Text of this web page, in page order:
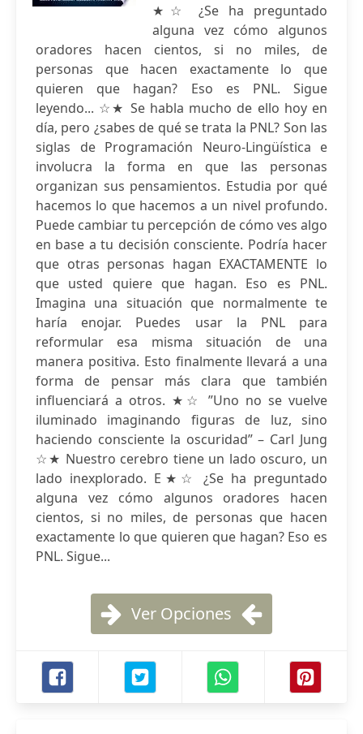
★☆ ¿Se ha preguntado
alguna vez cómo algunos
oradores hacen cientos, si no miles, de
personas que hacen exactamente lo que
quieren que hagan? Eso es PNL. Sigue
leyendo... ☆★ Se habla mucho de ello hoy en
día, pero ¿sabes de qué se trata la PNL? Son las
siglas de Programación Neuro-Lingüística e
involucra la forma en que las personas
organizan sus pensamientos. Estudia por qué
hacemos lo que hacemos a un nivel profundo.
Puede cambiar tu percepción de cómo ves algo
en base a tu decisión consciente. Podría hacer
que otras personas hagan EXACTAMENTE lo
que usted quiere que hagan. Eso es PNL.
Imagina una situación que normalmente te
haría enojar. Puedes usar la PNL para
reformular esa misma situación de una
manera positiva. Esto finalmente llevará a una
forma de pensar más clara que también
influenciará a otros. ★☆ ”Uno no se vuelve
iluminado imaginando figuras de luz, sino
haciendo consciente la oscuridad” – Carl Jung
☆★ Nuestro cerebro tiene un lado oscuro, un
lado inexplorado. E★☆ ¿Se ha preguntado
alguna vez cómo algunos oradores hacen
cientos, si no miles, de personas que hacen
exactamente lo que quieren que hagan? Eso es
PNL. Sigue...
Ver Opciones